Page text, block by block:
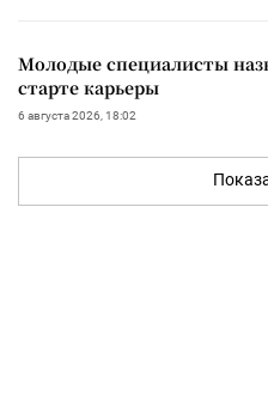
Молодые специалисты
старте карьеры
6 августа 2026, 18:02